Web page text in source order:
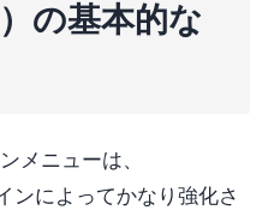
の基本的な
メニューは、
ンによってかなり強化さ